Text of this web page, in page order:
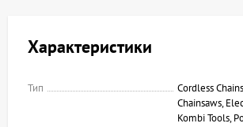
Характеристики
Тип
Cordless
Chainsaws,
Kombi Tools,